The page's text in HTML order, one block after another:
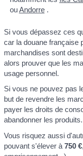
ouAndorre.
Si vous dépassez ces
car la douane française
marchandises sont
alors prouver que les
usage personnel.
Si vous ne pouvez pas
but de revendre les
payer les droits de
abandonner les produits.
Vous risquez aussi
pouvant s'élever à750 €